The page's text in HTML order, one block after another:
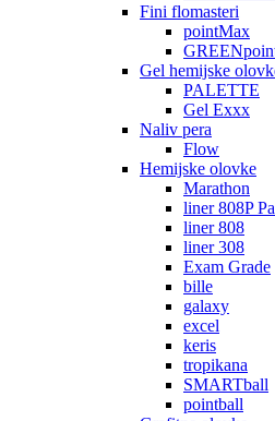
Fini flomasteri
pointMax
Gel hemijske
PALETTE
Gel Exxx
Naliv pera
Flow
Hemijske olovke
Marathon
liner 808P
liner 808
liner 308
Exam Grade
bille
galaxy
excel
keris
tropikana
SMARTball
pointball